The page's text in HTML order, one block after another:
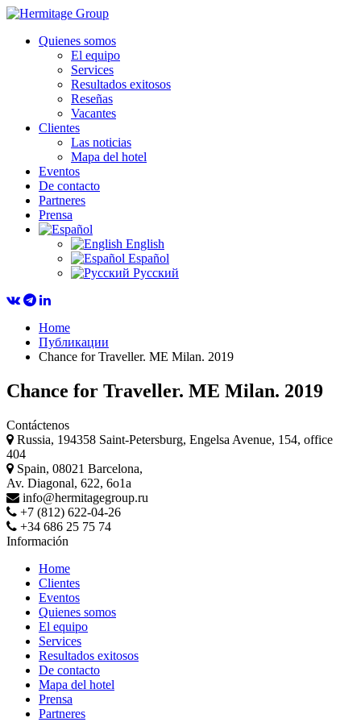
Quienes somos
El equipo
Services
Resultados exitosos
Reseñas
Vacantes
Clientes
Las noticias
Mapa del hotel
Eventos
De contacto
Partneres
Prensa
English
Español
Русский
Home
Публикации
Chance for Traveller. ME Milan. 2019
Chance for Traveller. ME Milan. 2019
Contáctenos
Russia, 194358 Saint-Petersburg, Engelsa Avenue, 154, office
404
Spain, 08021 Barcelona,
Av. Diagonal, 622, 6o1a
info@hermitagegroup.ru
+7 (812) 622-04-26
+34 686 25 75 74
Información
Home
Clientes
Eventos
Quienes somos
El equipo
Services
Resultados exitosos
De contacto
Mapa del hotel
Prensa
Partneres